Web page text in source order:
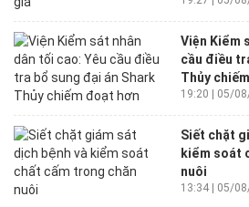
Viện Kiểm
cầu điều
Thủy
19:20 | 05/
Siết chặt
kiểm soát
nuôi
13:34 | 05/